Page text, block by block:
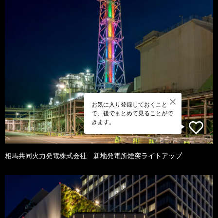
お気に入り登録しておくこと
で、後でまとめて見ることがで
きます。
相馬共同火力発電株式会社 新地発電所煙突ライトアップ